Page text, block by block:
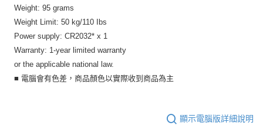
Weight: 95 grams
Weight Limit: 50 kg/110 Ibs
Power supply: CR2032* x 1
Warranty: 1-year limited warranty
or the applicable national law.
■ 電腦會有色差，商品顏色以實際收到商品為主
顯示電腦版詳細說明